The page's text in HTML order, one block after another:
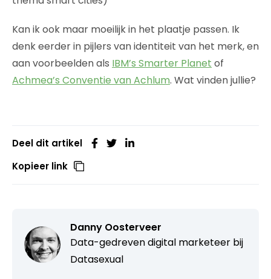
Kan ik ook maar moeilijk in het plaatje passen. Ik
denk eerder in pijlers van identiteit van het merk, en
aan voorbeelden als IBM’s Smarter Planet of
Achmea’s Conventie van Achlum. Wat vinden jullie?
Deel dit artikel
Kopieer link
Danny Oosterveer
Data-gedreven digital marketeer bij
Datasexual